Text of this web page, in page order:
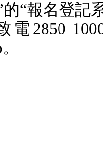
“報名登記
電 2850
。